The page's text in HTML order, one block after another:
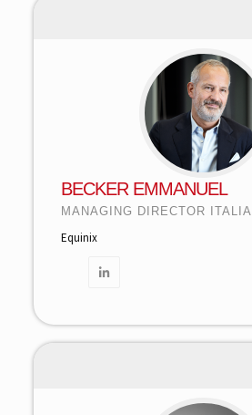
BECKER EMMANUEL
MANAGING DIRECTOR ITALIA
Equinix